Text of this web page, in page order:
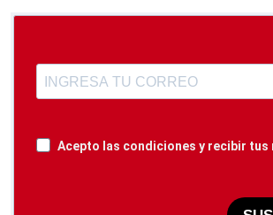
Acepto las condiciones y recibir tus